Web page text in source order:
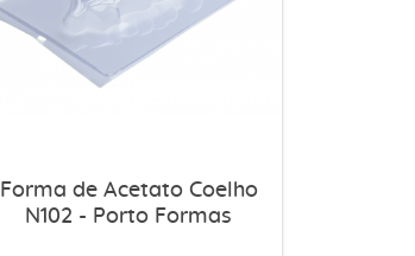
Forma de Acetato Coelho
N102 - Porto Formas